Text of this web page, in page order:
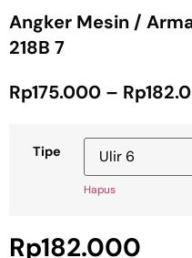
Angker Mesin /
218B 7
Rp175.000 – Rp
Tipe
Hapus
Rp182.000